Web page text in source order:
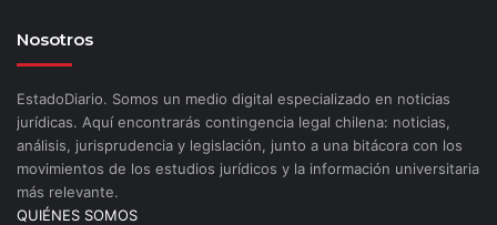
Nosotros
EstadoDiario. Somos un medio digital especializado en noticias
jurídicas. Aquí encontrarás contingencia legal chilena: noticias,
análisis, jurisprudencia y legislación, junto a una bitácora con los
movimientos de los estudios jurídicos y la información universitaria
más relevante.
QUIÉNES SOMOS